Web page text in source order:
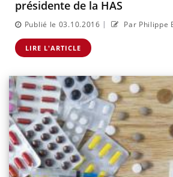
présidente de la HAS
Publié le 03.10.2016 | Par Philippe
LIRE L'ARTICLE